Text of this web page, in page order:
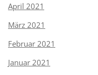
April 2021
März 2021
Februar 2021
Januar 2021